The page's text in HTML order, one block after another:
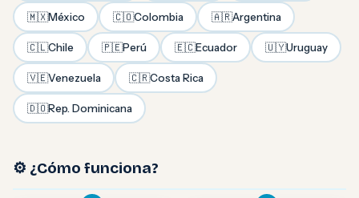
🇲🇽México 🇨🇴Colombia 🇦🇷Argentina
🇨🇱Chile 🇵🇪Perú 🇪🇨Ecuador 🇺🇾Uruguay
🇻🇪Venezuela 🇨🇷Costa Rica
🇩🇴Rep. Dominicana
⚙️ ¿Cómo funciona?